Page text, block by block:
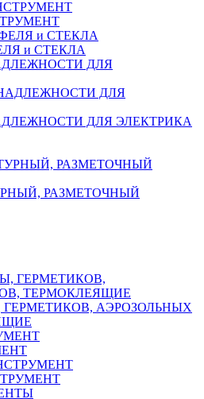
и СТЕКЛА
ДЛЯ
ДЛЯ ЭЛЕКТРИКА
РАЗМЕТОЧНЫЙ
ГЕРМЕТИКОВ, АЭРОЗОЛЬНЫХ